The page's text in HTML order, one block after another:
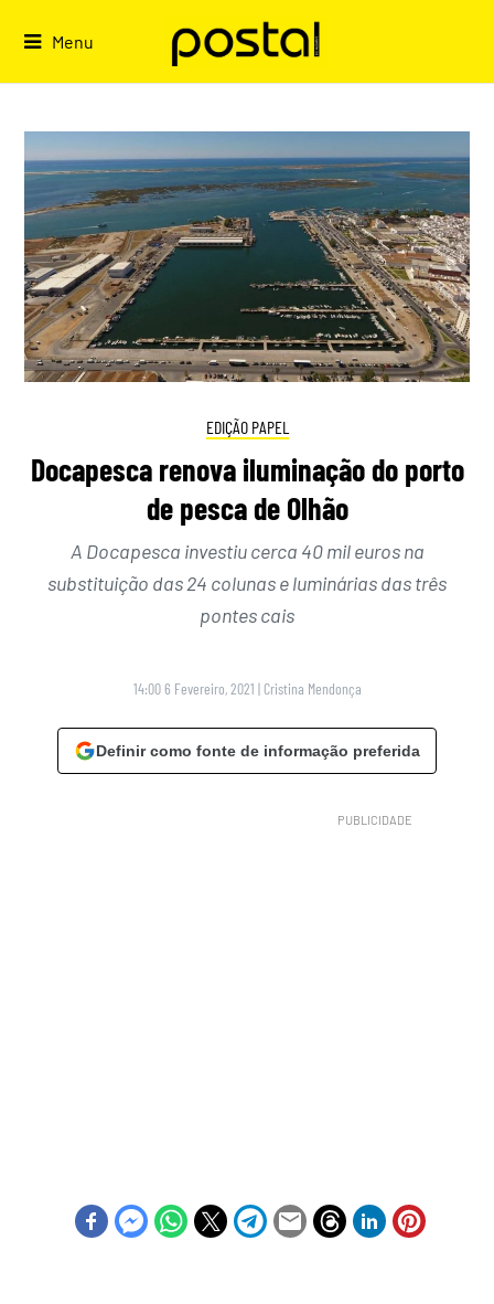
Menu
EDIÇÃO PAPEL
Docapesca renova iluminação do porto
de pesca de Olhão
A Docapesca investiu cerca 40 mil euros na
substituição das 24 colunas e luminárias das três
pontes cais
14:00 6 Fevereiro, 2021 | Cristina Mendonça
Definir como fonte de informação preferida